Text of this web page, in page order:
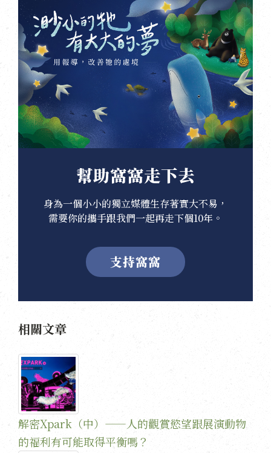
幫助窩窩走下去
身為一個小小的獨立媒體生存著實大不易，
需要你的攜手跟我們一起再走下個10年。
支持窩窩
相關文章
解密Xpark（中）——人的觀賞慾望跟展演動物
的福利有可能取得平衡嗎？